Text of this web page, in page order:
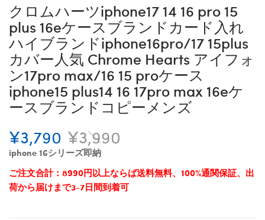
クロムハーツiphone17 14 16 pro 15
plus 16eケースブランドカード入れ
ハイブランドiphone16pro/17 15plus
カバー人気 Chrome Hearts アイフォ
ン17pro max/16 15 proケース
iphone15 plus14 16 17pro max 16eケ
ースブランドコピーメンズ
¥3,790 ¥3,990
iphone 16シリーズ即納
ご注文合計：8990円以上ならば送料無料、100%通関保証、出
荷から届けまで3-7日間到着可